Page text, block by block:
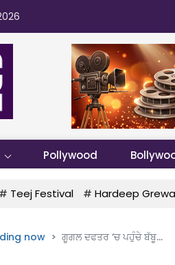
Pollywood
# Teej Festival # Hardeep
now ਗੂਗਲ ਦਫਤਰ ‘ਚ ਪਹੁੰਚੇ ਬੱਬੂ...